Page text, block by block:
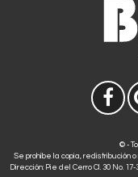
© -
Se prohíbe la copia, redistribución
Dirección: Pie del Cerro Cl. 30 No. 17-